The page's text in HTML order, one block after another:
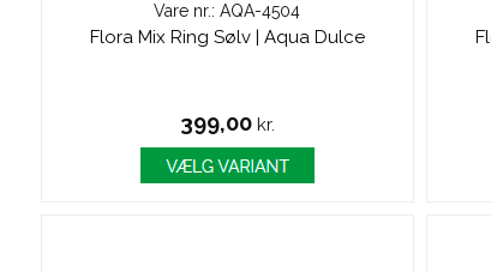
Vare nr.: AQA-4504
Flora Mix Ring Sølv | Aqua Dulce
399,00 kr.